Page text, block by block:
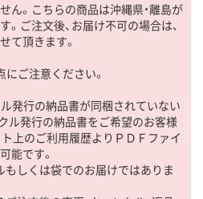
ん。こちらの商品は沖縄県・離島が
。ご注文後、お届け不可の場合は、
て頂きます。
にご注意ください。
ル発行の納品書が同梱されていない
ル発行の納品書をご希望のお客様
ト上のご利用履歴よりＰＤＦファイ
能です。
もしくは袋でのお届けではありま